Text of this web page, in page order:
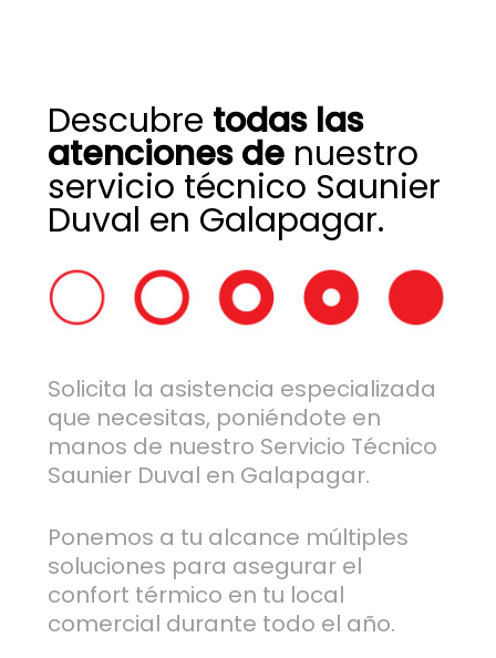
Descubre todas las
atenciones denuestro
servicio técnico Saunier
Duval en Galapagar.
Solicita la asistencia especializada
que necesitas, poniéndote en
manos de nuestro Servicio Técnico
Saunier Duval en Galapagar.
Ponemos a tu alcance múltiples
soluciones para asegurar el
confort térmico en tu local
comercial durante todo el año.